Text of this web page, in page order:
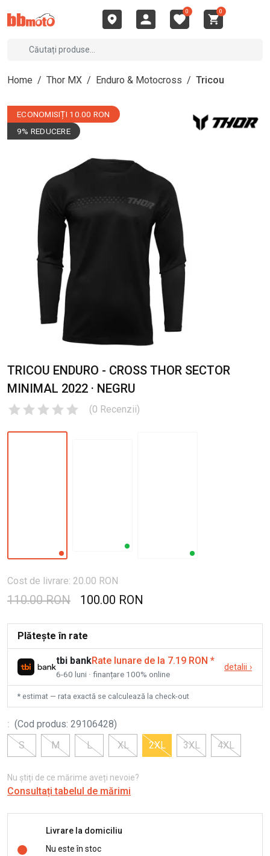
0 0
Home / Thor MX / Enduro & Motocross / Tricou
ECONOMISIȚI 10.00 RON
9% REDUCERE
TRICOU ENDURO - CROSS THOR SECTOR
MINIMAL 2022 · NEGRU
(0 Recenzii)
Cost de livrare: 20.00 RON
110.00 RON 100.00 RON
Plătește în rate
tbi bankRate lunare de la 7.19 RON *
6-60 luni · finanțare 100% online
detalii ›
* estimat — rata exactă se calculează la check-out
: (Cod produs: 29106428)
S
M L XL 2XL 3XL 4XL
Nu știți de ce mărime aveți nevoie?
Consultați tabelul de mărimi
Livrare la domiciliu
Nu este în stoc